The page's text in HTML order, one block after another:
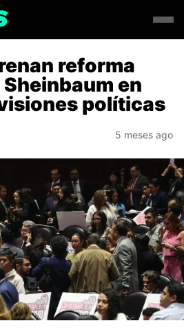
reforma
en
políticas
5 meses ago